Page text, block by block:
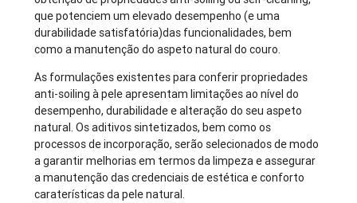
que potenciem um elevado desempenho (e uma
durabilidade satisfatória)das funcionalidades, bem
como a manutenção do aspeto natural do couro.
As formulações existentes para conferir propriedades
anti-soiling à pele apresentam limitações ao nível do
desempenho, durabilidade e alteração do seu aspeto
natural. Os aditivos sintetizados, bem como os
processos de incorporação, serão selecionados de modo
a garantir melhorias em termos da limpeza e assegurar
a manutenção das credenciais de estética e conforto
caraterísticas da pele natural.